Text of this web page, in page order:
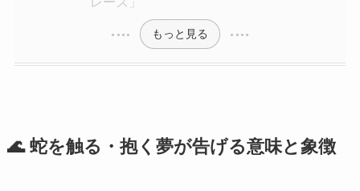
もっと見る
🌊 蛇を触る・抱く夢が告げる意味と象徴